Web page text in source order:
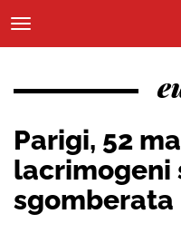
Parigi, 52
lacrimogeni